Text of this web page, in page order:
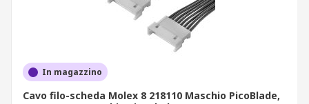
In magazzino
Cavo filo-scheda Molex 8 218110 Maschio PicoBlade,